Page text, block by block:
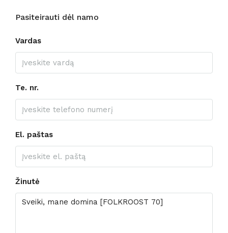
Pasiteirauti dėl namo
Vardas
Te. nr.
El. paštas
Žinutė